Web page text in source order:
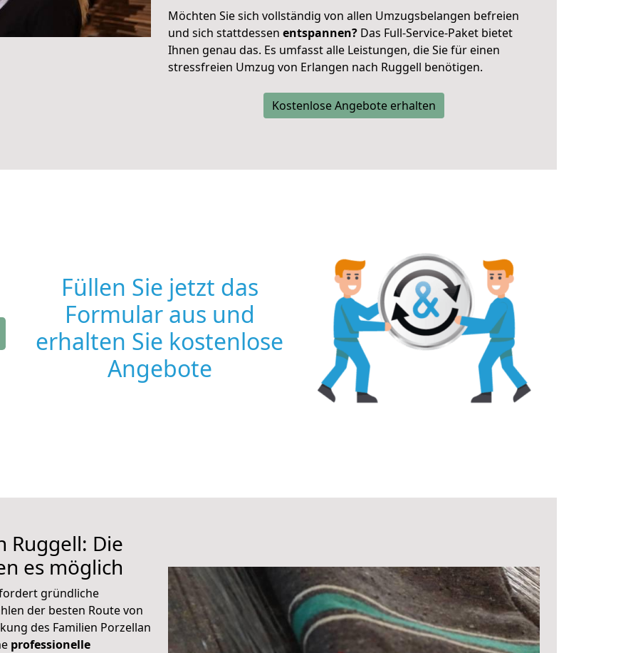
Möchten Sie sich vollständig von allen Umzugsbelangen befreien
und sich stattdessen entspannen? Das Full-Service-Paket bietet
Ihnen genau das. Es umfasst alle Leistungen, die Sie für einen
stressfreien Umzug von Erlangen nach Ruggell benötigen.
Kostenlose Angebote erhalten
Füllen Sie jetzt das
Formular aus und
erhalten Sie kostenlose
Angebote
Ruggell: Die
es möglich
gründliche
der besten Route von
des Familien Porzellan
professionelle